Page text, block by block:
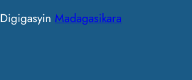
Digigasyin Madagasikara